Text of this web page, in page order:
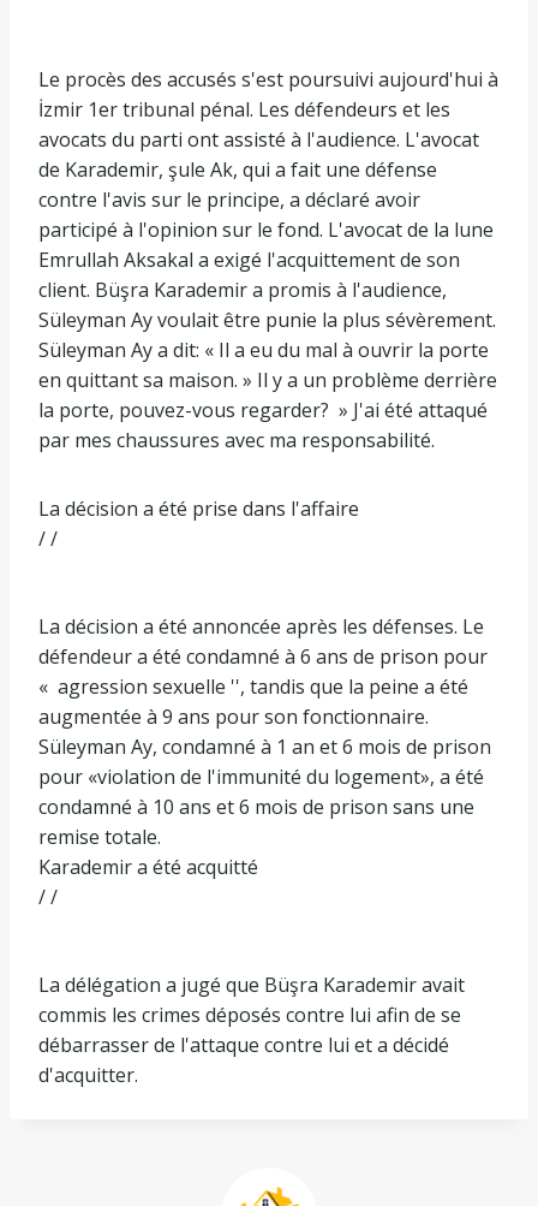
Le procès des accusés s'est poursuivi aujourd'hui à
İzmir 1er tribunal pénal. Les défendeurs et les
avocats du parti ont assisté à l'audience. L'avocat
de Karademir, şule Ak, qui a fait une défense
contre l'avis sur le principe, a déclaré avoir
participé à l'opinion sur le fond. L'avocat de la lune
Emrullah Aksakal a exigé l'acquittement de son
client. Büşra Karademir a promis à l'audience,
Süleyman Ay voulait être punie la plus sévèrement.
Süleyman Ay a dit: « Il a eu du mal à ouvrir la porte
en quittant sa maison. » Il y a un problème derrière
la porte, pouvez-vous regarder? » J'ai été attaqué
par mes chaussures avec ma responsabilité.
La décision a été prise dans l'affaire
/ /
La décision a été annoncée après les défenses. Le
défendeur a été condamné à 6 ans de prison pour
« agression sexuelle '', tandis que la peine a été
augmentée à 9 ans pour son fonctionnaire.
Süleyman Ay, condamné à 1 an et 6 mois de prison
pour «violation de l'immunité du logement», a été
condamné à 10 ans et 6 mois de prison sans une
remise totale.
Karademir a été acquitté
/ /
La délégation a jugé que Büşra Karademir avait
commis les crimes déposés contre lui afin de se
débarrasser de l'attaque contre lui et a décidé
d'acquitter.